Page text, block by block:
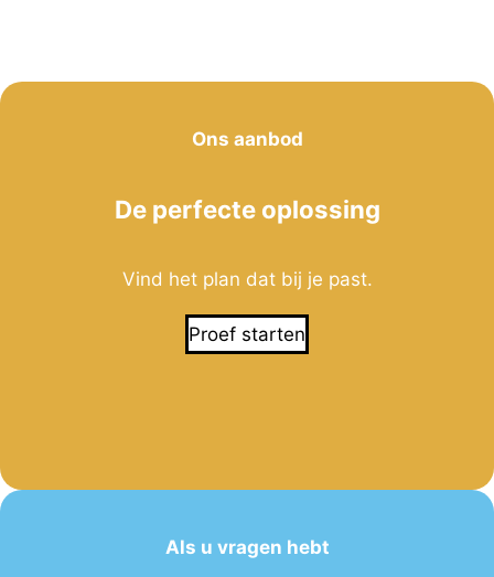
Ons aanbod
De perfecte oplossing
Vind het plan dat bij je past.
Proef starten
Als u vragen hebt